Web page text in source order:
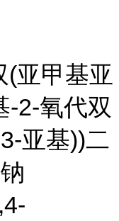
(亚甲基亚
-2-氧代双
亚基))二